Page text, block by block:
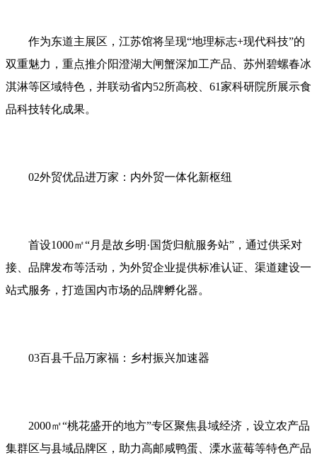
作为东道主展区，江苏馆将呈现“地理标志+现代科技”的
双重魅力，重点推介阳澄湖大闸蟹深加工产品、苏州碧螺春冰
淇淋等区域特色，并联动省内52所高校、61家科研院所展示食
品科技转化成果。
02外贸优品进万家：内外贸一体化新枢纽
首设1000㎡“月是故乡明·国货归航服务站”，通过供采对
接、品牌发布等活动，为外贸企业提供标准认证、渠道建设一
站式服务，打造国内市场的品牌孵化器。
03百县千品万家福：乡村振兴加速器
2000㎡“桃花盛开的地方”专区聚焦县域经济，设立农产品
集群区与县域品牌区，助力高邮咸鸭蛋、溧水蓝莓等特色产品